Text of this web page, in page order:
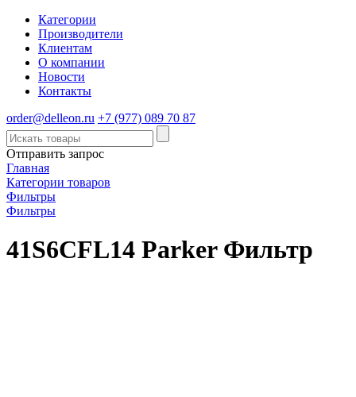
Категории
Производители
Клиентам
О компании
Новости
Контакты
order@delleon.ru +7 (977) 089 70 87
Отправить запрос
Главная
Категории товаров
Фильтры
Фильтры
41S6CFL14 Parker Фильтр